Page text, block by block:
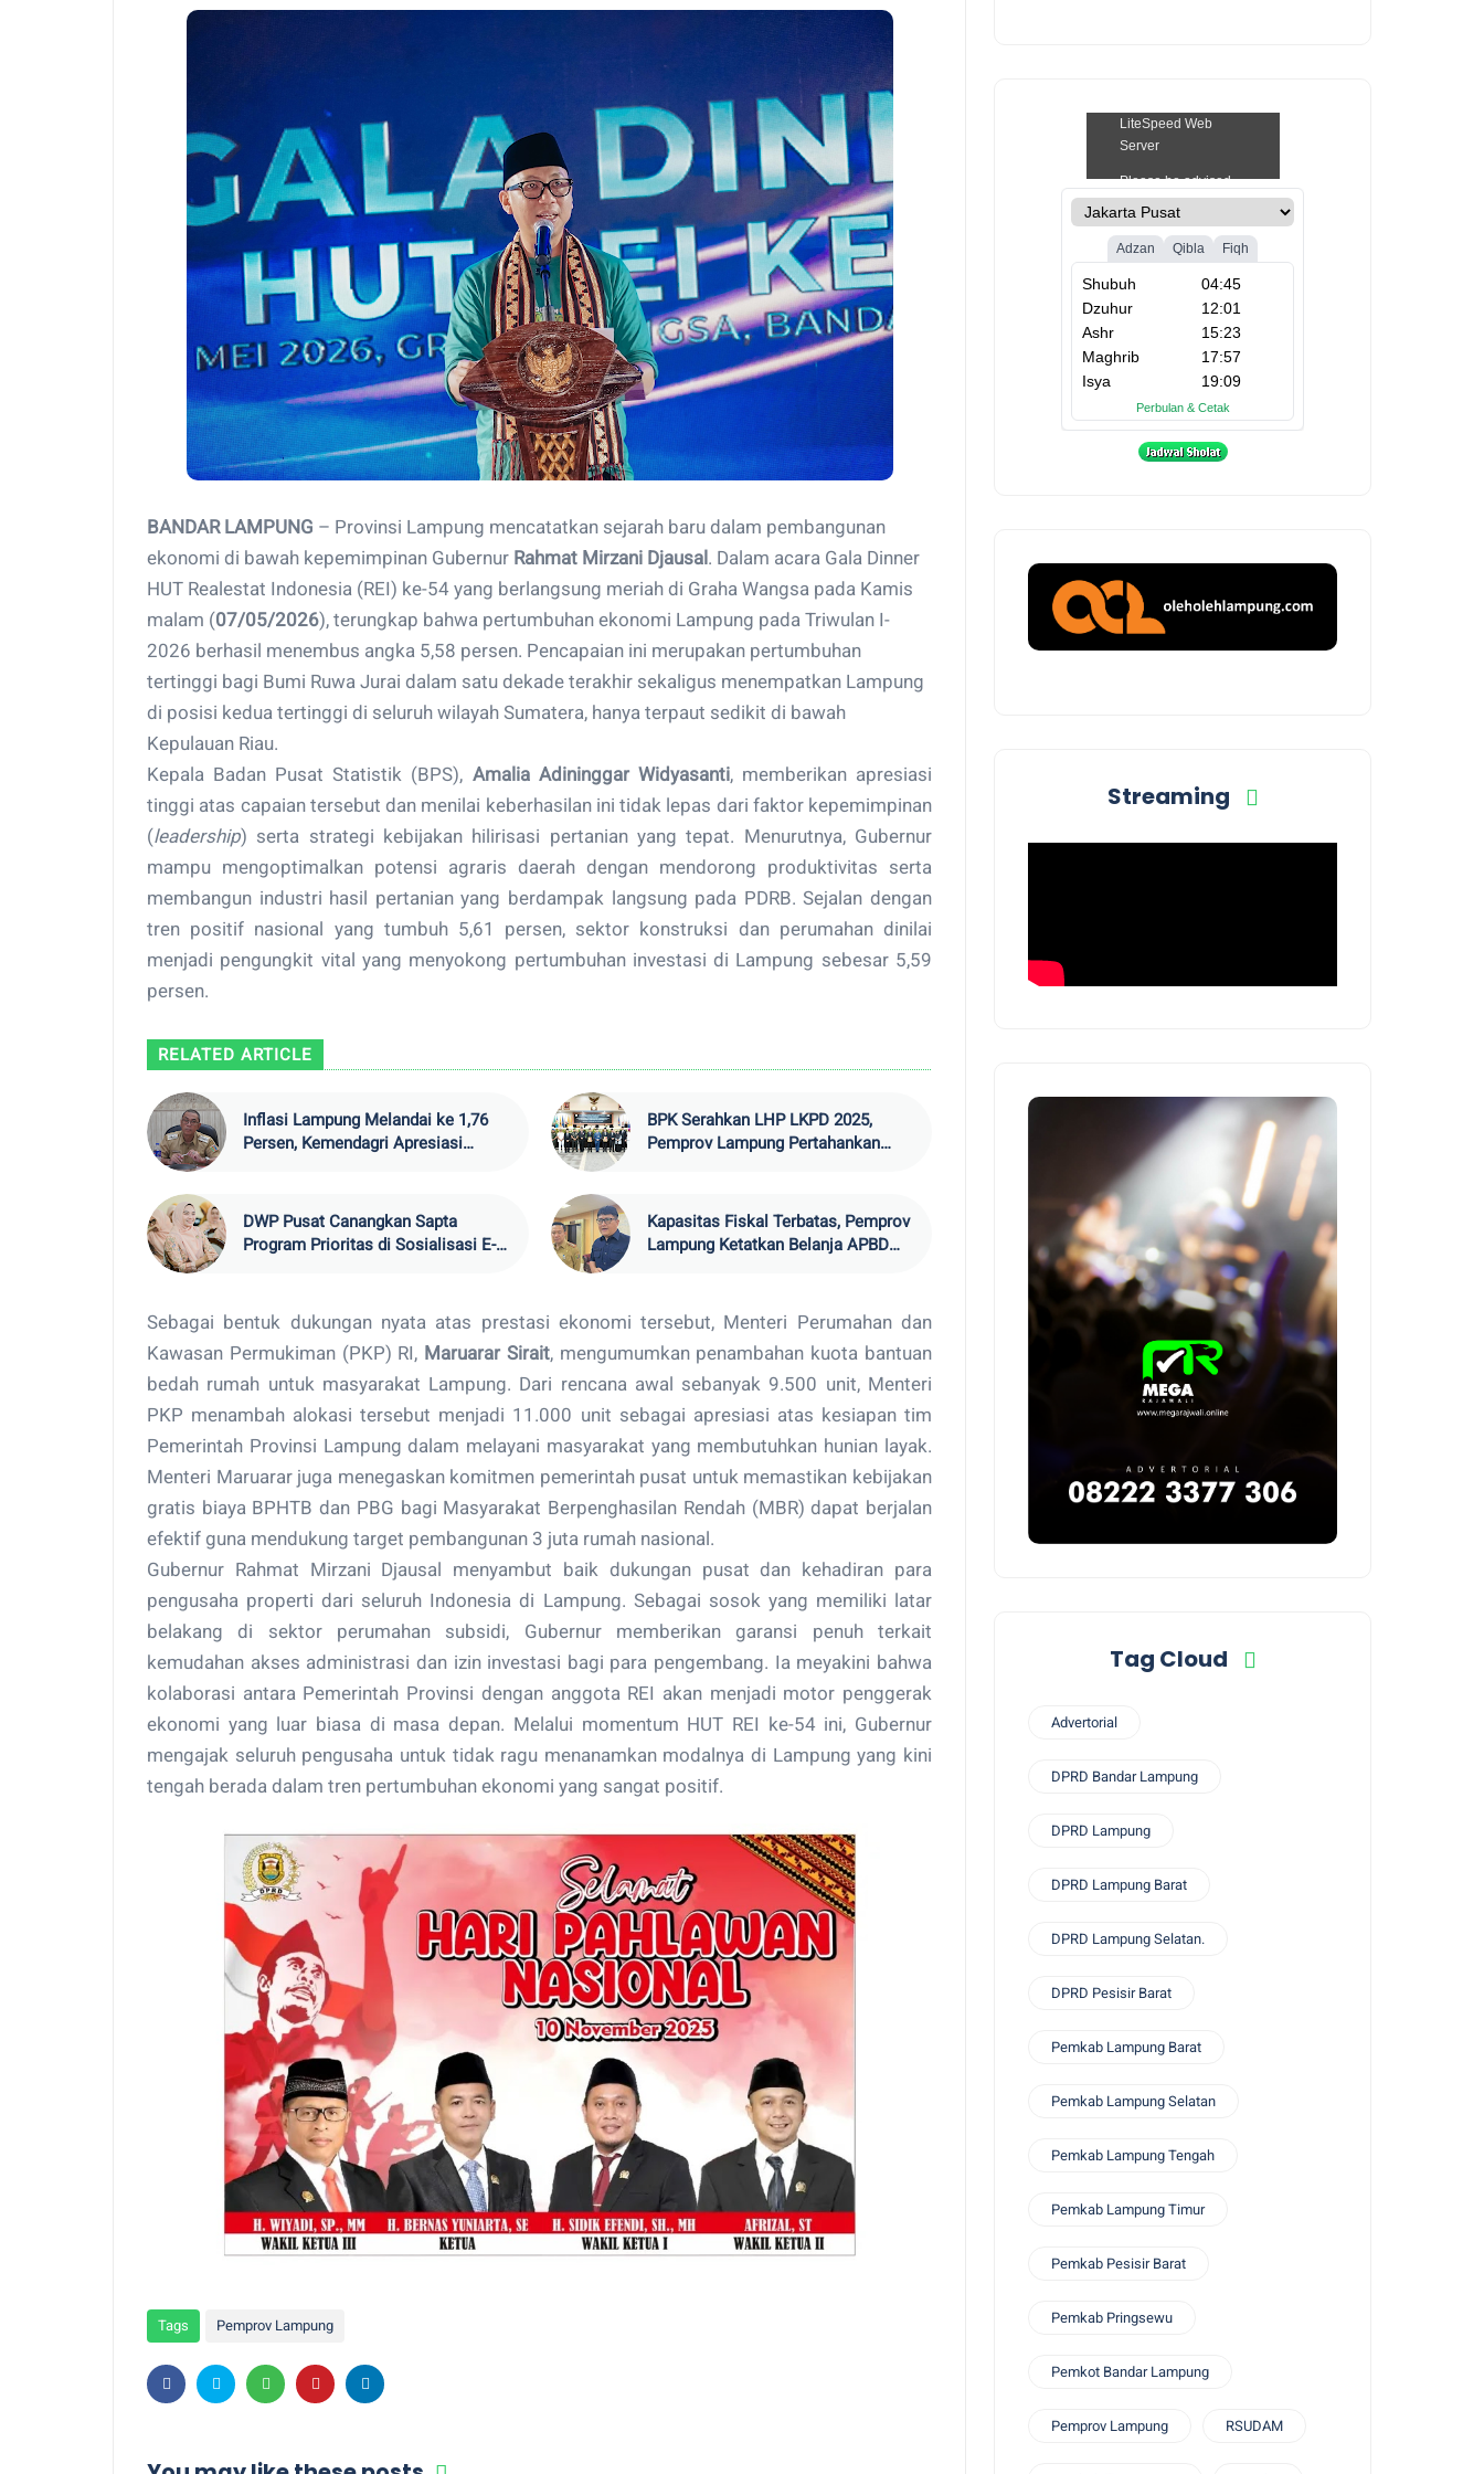
BANDAR LAMPUNG – Provinsi Lampung mencatatkan sejarah baru dalam pembangunan
ekonomi di bawah kepemimpinan Gubernur Rahmat Mirzani Djausal . Dalam acara Gala Dinner
HUT Realestat Indonesia (REI) ke-54 yang berlangsung meriah di Graha Wangsa pada Kamis
malam (07/05/2026), terungkap bahwa pertumbuhan ekonomi Lampung pada Triwulan I-
2026 berhasil menembus angka 5,58 persen. Pencapaian ini merupakan pertumbuhan
tertinggi bagi Bumi Ruwa Jurai dalam satu dekade terakhir sekaligus menempatkan Lampung
di posisi kedua tertinggi di seluruh wilayah Sumatera, hanya terpaut sedikit di bawah
Kepulauan Riau.
Kepala Badan Pusat Statistik (BPS), Amalia Adininggar Widyasanti, memberikan apresiasi
tinggi atas capaian tersebut dan menilai keberhasilan ini tidak lepas dari faktor kepemimpinan
(leadership) serta strategi kebijakan hilirisasi pertanian yang tepat. Menurutnya, Gubernur
mampu mengoptimalkan potensi agraris daerah dengan mendorong produktivitas serta
membangun industri hasil pertanian yang berdampak langsung pada PDRB. Sejalan dengan
tren positif nasional yang tumbuh 5,61 persen, sektor konstruksi dan perumahan dinilai
menjadi pengungkit vital yang menyokong pertumbuhan investasi di Lampung sebesar 5,59
persen.
RELATED ARTICLE
Inflasi Lampung Melandai ke 1,76
Persen, Kemendagri Apresiasi
BPK Serahkan LHP LKPD 2025,
Pemprov Lampung Pertahankan
DWP Pusat Canangkan Sapta
Program Prioritas di Sosialisasi E-
Kapasitas Fiskal Terbatas, Pemprov
Lampung Ketatkan Belanja APBD
Sebagai bentuk dukungan nyata atas prestasi ekonomi tersebut, Menteri Perumahan dan
Kawasan Permukiman (PKP) RI, Maruarar Sirait, mengumumkan penambahan kuota bantuan
bedah rumah untuk masyarakat Lampung. Dari rencana awal sebanyak 9.500 unit, Menteri
PKP menambah alokasi tersebut menjadi 11.000 unit sebagai apresiasi atas kesiapan tim
Pemerintah Provinsi Lampung dalam melayani masyarakat yang membutuhkan hunian layak.
Menteri Maruarar juga menegaskan komitmen pemerintah pusat untuk memastikan kebijakan
gratis biaya BPHTB dan PBG bagi Masyarakat Berpenghasilan Rendah (MBR) dapat berjalan
efektif guna mendukung target pembangunan 3 juta rumah nasional.
Gubernur Rahmat Mirzani Djausal menyambut baik dukungan pusat dan kehadiran para
pengusaha properti dari seluruh Indonesia di Lampung. Sebagai sosok yang memiliki latar
belakang di sektor perumahan subsidi, Gubernur memberikan garansi penuh terkait
kemudahan akses administrasi dan izin investasi bagi para pengembang. Ia meyakini bahwa
kolaborasi antara Pemerintah Provinsi dengan anggota REI akan menjadi motor penggerak
ekonomi yang luar biasa di masa depan. Melalui momentum HUT REI ke-54 ini, Gubernur
mengajak seluruh pengusaha untuk tidak ragu menanamkan modalnya di Lampung yang kini
tengah berada dalam tren pertumbuhan ekonomi yang sangat positif.
Tags Pemprov Lampung
Streaming
Tag Cloud
Advertorial
DPRD Bandar Lampung
DPRD Lampung
DPRD Lampung Barat
DPRD Lampung Selatan.
DPRD Pesisir Barat
Pemkab Lampung Barat
Pemkab Lampung Selatan
Pemkab Lampung Tengah
Pemkab Lampung Timur
Pemkab Pesisir Barat
Pemkab Pringsewu
Pemkot Bandar Lampung
Pemprov Lampung RSUDAM